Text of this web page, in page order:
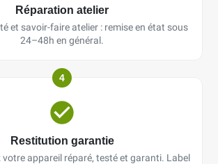
Réparation atelier
et savoir-faire atelier : remise en état sous
24–48h en général.
4
Restitution garantie
votre appareil réparé, testé et garanti. Label